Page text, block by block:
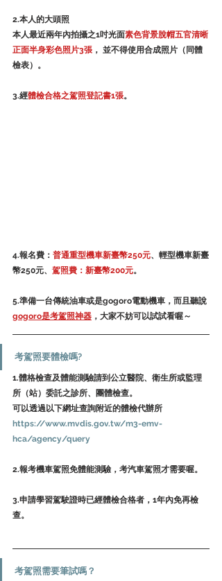
2.本人的大頭照
本人最近兩年內拍攝之1吋光面素色背景脫帽五官清晰
正面半身彩色照片3張 ， 並不得使用合成照片（同體
檢表）。
3.經體檢合格之駕照登記書1張。
4.報名費： 普通重型機車新臺幣250元、輕型機車新臺
幣250元、 駕照費：新臺幣200元。
5.準備一台傳統油車或是gogoro電動機車，而且聽說
gogoro是考駕照神器 ，大家不妨可以試試看喔～
考駕照要體檢嗎?
1.體格檢查及體能測驗請到公立醫院、衛生所或監理
所（站）委託之診所、團體檢查。
可以透過以下網址查詢附近的體檢代辦所
https://www.mvdis.gov.tw/m3-emv-
hca/agency/query
2.報考機車駕照免體能測驗，考汽車駕照才需要喔。
3.申請學習駕駛證時已經體檢合格者，1年內免再檢
查。
考駕照需要筆試嗎？